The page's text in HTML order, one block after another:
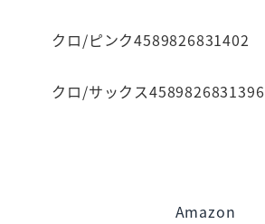
クロ/ピンク4589826831402
クロ/サックス4589826831396
Amazon